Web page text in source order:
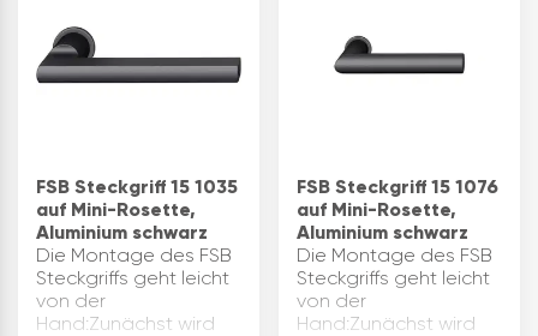
FSB Steckgriff 15 1035
auf Mini-Rosette,
Aluminium schwarz
Die Montage des FSB
Steckgriffs geht leicht
von der
Hand:Zunächst wird
FSB Steckgriff 15 1076
auf Mini-Rosette,
Aluminium schwarz
Die Montage des FSB
Steckgriffs geht leicht
von der
Hand:Zunächst wird